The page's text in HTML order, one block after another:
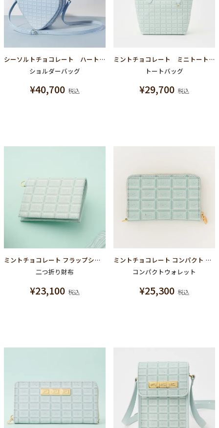
シーソルトチョコレート ハートクロスボディーバッグ
ショルダーバッグ
¥40,700 税込
ミントチョコレート ミニトートバッグ
トートバッグ
¥29,700 税込
ミントチョコレート フラップショートウォレット（財布）
二つ折り財布
¥23,100 税込
ミントチョコレート コンパクト ラウンドファスナー ウォレット（財布）
コンパクトウォレット
¥25,300 税込